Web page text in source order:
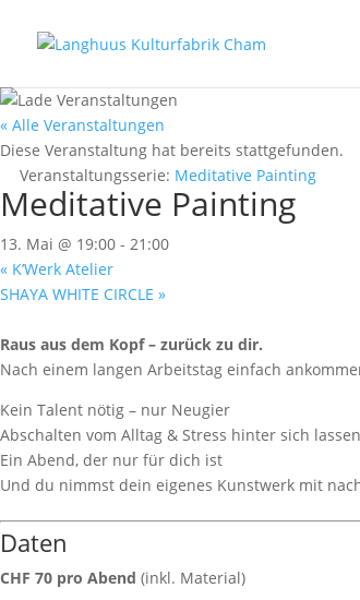
« Alle Veranstaltungen
Diese Veranstaltung hat bereits stattgefunden.
Veranstaltungsserie: Meditative Painting
Meditative Painting
13. Mai @ 19:00 - 21:00
« K’Werk Atelier
SHAYA WHITE CIRCLE »
Raus aus dem Kopf – zurück zu dir.
Nach einem langen Arbeitstag einfach
Kein Talent nötig – nur Neugier
Abschalten vom Alltag & Stress hinter sich lassen
Ein Abend, der nur für dich ist
Und du nimmst dein eigenes Kunstwerk mit
Daten
CHF 70 pro Abend (inkl. Material)